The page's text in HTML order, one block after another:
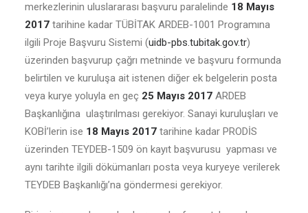
merkezlerinin uluslararası başvuru paralelinde 18 Mayıs
2017 tarihine kadar TÜBİTAK ARDEB-1001 Programına
ilgili Proje Başvuru Sistemi (uidb-pbs.tubitak.gov.tr)
üzerinden başvurup çağrı metninde ve başvuru formunda
belirtilen ve kuruluşa ait istenen diğer ek belgelerin posta
veya kurye yoluyla en geç 25 Mayıs 2017 ARDEB
Başkanlığına ulaştırılması gerekiyor. Sanayi kuruluşları ve
KOBİ’lerin ise 18 Mayıs 2017 tarihine kadar PRODİS
üzerinden TEYDEB-1509 ön kayıt başvurusu yapması ve
aynı tarihte ilgili dökümanları posta veya kuryeye verilerek
TEYDEB Başkanlığı’na göndermesi gerekiyor.